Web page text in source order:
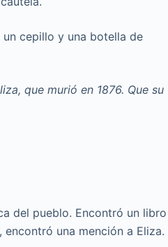
cepillo y una botella de
que murió en 1876. Que su
del pueblo. Encontró un libro
una mención a Eliza.